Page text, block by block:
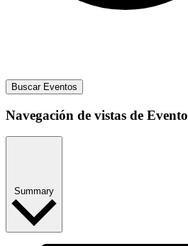
Buscar Eventos
Navegación de vistas de Evento
Summary